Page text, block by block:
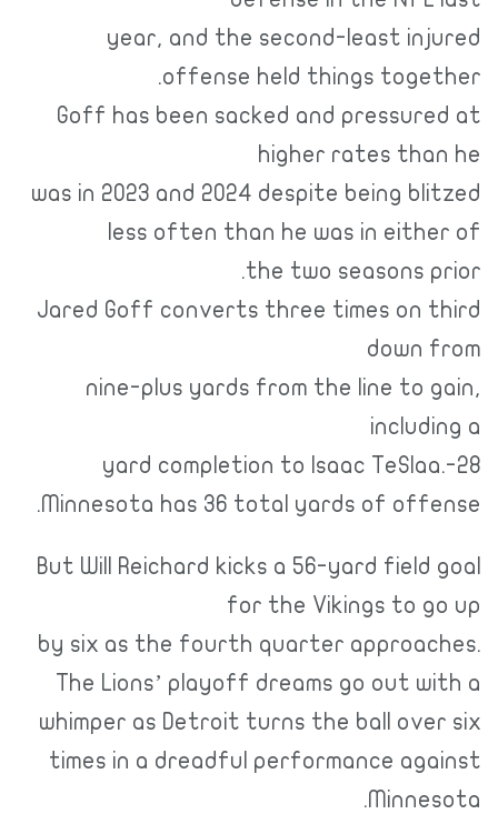
year, and the second-least injured
offense held things together.
Goff has been sacked and pressured at
higher rates than he
was in 2023 and 2024 despite being blitzed
less often than he was in either of
the two seasons prior.
Jared Goff converts three times on third
down from
nine-plus yards from the line to gain,
including a
28-yard completion to Isaac TeSlaa.
Minnesota has 36 total yards of offense.
But Will Reichard kicks a 56-yard field goal
for the Vikings to go up
by six as the fourth quarter approaches.
The Lions’ playoff dreams go out with a
whimper as Detroit turns the ball over six
times in a dreadful performance against
Minnesota.